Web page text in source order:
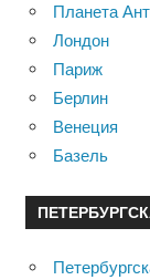
Планета
Лондон
Париж
Берлин
Венеция
Базель